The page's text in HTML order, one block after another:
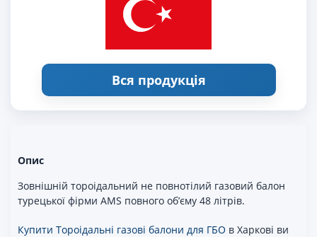
Вся продукція
Опис
Зовнішній тороідальний не повнотілий газовий балон
турецької фірми AMS повного об’єму 48 літрів.
Купити Тороідальні газові балони для ГБО в Харкові ви